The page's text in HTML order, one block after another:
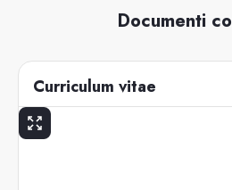
Documenti
Curriculum vitae